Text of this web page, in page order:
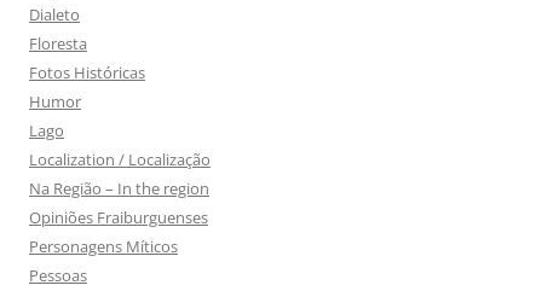
Dialeto
Floresta
Fotos Históricas
Humor
Lago
Localization / Localização
Na Região – In the region
Opiniões Fraiburguenses
Personagens Míticos
Pessoas